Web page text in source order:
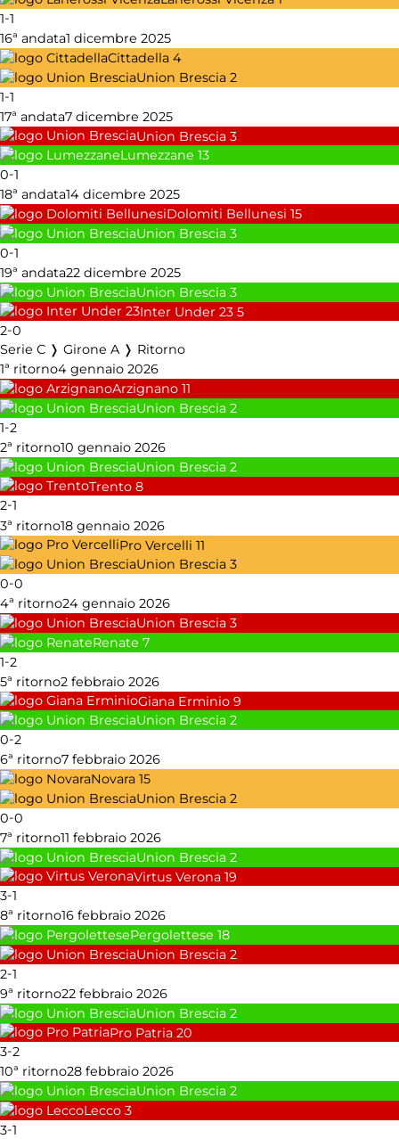
1-1
16ª andata1 dicembre 2025
Cittadella 4
Union Brescia 2
1-1
17ª andata7 dicembre 2025
Union Brescia 3
Lumezzane 13
0-1
18ª andata14 dicembre 2025
Dolomiti Bellunesi 15
Union Brescia 3
0-1
19ª andata22 dicembre 2025
Union Brescia 3
Inter Under 23 5
2-0
Serie C ❭ Girone A ❭ Ritorno
1ª ritorno4 gennaio 2026
Arzignano 11
Union Brescia 2
1-2
2ª ritorno10 gennaio 2026
Union Brescia 2
Trento 8
2-1
3ª ritorno18 gennaio 2026
Pro Vercelli 11
Union Brescia 3
0-0
4ª ritorno24 gennaio 2026
Union Brescia 3
Renate 7
1-2
5ª ritorno2 febbraio 2026
Giana Erminio 9
Union Brescia 2
0-2
6ª ritorno7 febbraio 2026
Novara 15
Union Brescia 2
0-0
7ª ritorno11 febbraio 2026
Union Brescia 2
Virtus Verona 19
3-1
8ª ritorno16 febbraio 2026
Pergolettese 18
Union Brescia 2
2-1
9ª ritorno22 febbraio 2026
Union Brescia 2
Pro Patria 20
3-2
10ª ritorno28 febbraio 2026
Union Brescia 2
Lecco 3
3-1